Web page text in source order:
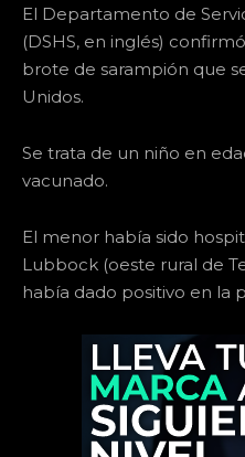
El Departamento de
(DSHS, en inglés)
brote de sarampión que
Unidos.
Se trata de un niño en
vacunado.
El menor había sido
Lubbock (oeste rural de
había dado positivo en la